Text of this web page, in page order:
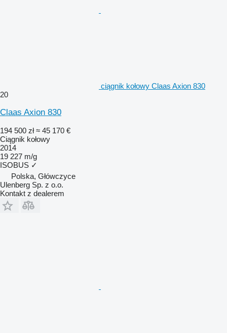
ciągnik kołowy Claas Axion 830
20
Claas Axion 830
194 500 zł ≈ 45 170 €
Ciągnik kołowy
2014
19 227 m/g
ISOBUS ✓
Polska, Główczyce
Ulenberg Sp. z o.o.
Kontakt z dealerem